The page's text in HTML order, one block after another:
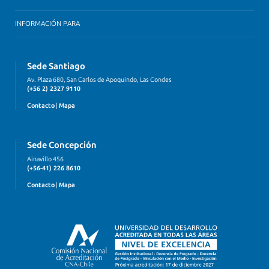
INFORMACIÓN PARA
Sede Santiago
Av. Plaza 680, San Carlos de Apoquindo, Las Condes
(+56 2) 2327 9110
Contacto Mapa
Sede Concepción
Ainavillo 456
(+56-41) 226 8610
Contacto | Mapa